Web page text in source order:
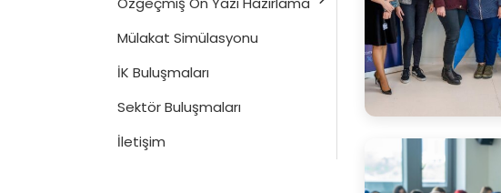
Mülakat Simülasyonu
İK Buluşmaları
Sektör Buluşmaları
İletişim